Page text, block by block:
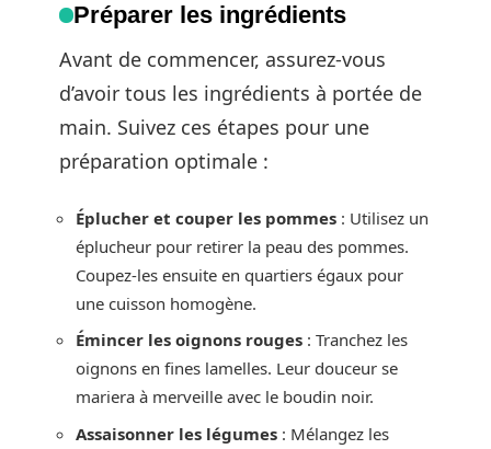
Préparer les ingrédients
Avant de commencer, assurez-vous
d’avoir tous les ingrédients à portée de
main. Suivez ces étapes pour une
préparation optimale :
Éplucher et couper les pommes : Utilisez un
éplucheur pour retirer la peau des pommes.
Coupez-les ensuite en quartiers égaux pour
une cuisson homogène.
Émincer les oignons rouges : Tranchez les
oignons en fines lamelles. Leur douceur se
mariera à merveille avec le boudin noir.
Assaisonner les légumes : Mélangez les